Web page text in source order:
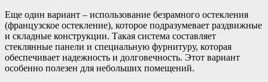
Еще один вариант – использование безрамного остекления
(французское остекление), которое подразумевает раздвижные
и складные конструкции. Такая система составляет
стеклянные панели и специальную фурнитуру, которая
обеспечивает надежность и долговечность. Этот вариант
особенно полезен для небольших помещений.